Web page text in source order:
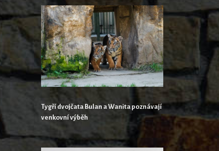
Tygří dvojčata Bulan a Wanita poznávají
venkovní výběh